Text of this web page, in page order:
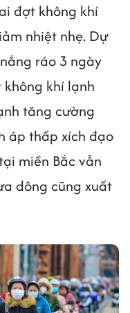
đợt không khí
nhiệt nhẹ. Dự
ráo 3 ngày
khí lạnh
tăng cường
áp thấp xích đạo
miền Bắc vẫn
dông cũng xuất